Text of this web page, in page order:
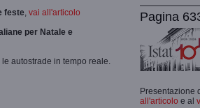
feste, vai all'articolo
per Natale e
autostrade in tempo reale.
Pagina
Presentazione
all'articolo e al